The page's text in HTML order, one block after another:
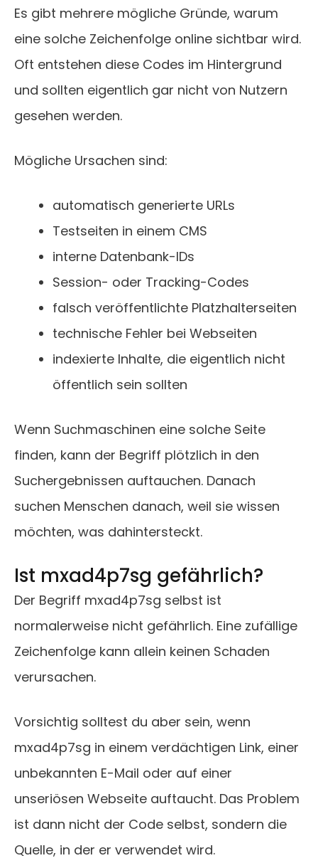
Es gibt mehrere mögliche Gründe, warum
eine solche Zeichenfolge online sichtbar wird.
Oft entstehen diese Codes im Hintergrund
und sollten eigentlich gar nicht von Nutzern
gesehen werden.
Mögliche Ursachen sind:
automatisch generierte URLs
Testseiten in einem CMS
interne Datenbank-IDs
Session- oder Tracking-Codes
falsch veröffentlichte Platzhalterseiten
technische Fehler bei Webseiten
indexierte Inhalte, die eigentlich nicht
öffentlich sein sollten
Wenn Suchmaschinen eine solche Seite
finden, kann der Begriff plötzlich in den
Suchergebnissen auftauchen. Danach
suchen Menschen danach, weil sie wissen
möchten, was dahintersteckt.
Ist mxad4p7sg gefährlich?
Der Begriff mxad4p7sg selbst ist
normalerweise nicht gefährlich. Eine zufällige
Zeichenfolge kann allein keinen Schaden
verursachen.
Vorsichtig solltest du aber sein, wenn
mxad4p7sg in einem verdächtigen Link, einer
unbekannten E-Mail oder auf einer
unseriösen Webseite auftaucht. Das Problem
ist dann nicht der Code selbst, sondern die
Quelle, in der er verwendet wird.